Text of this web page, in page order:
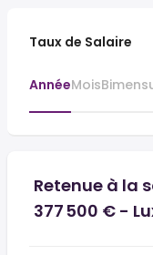
Taux de Salaire
AnnéeMois
Retenue à la
377 500 € -